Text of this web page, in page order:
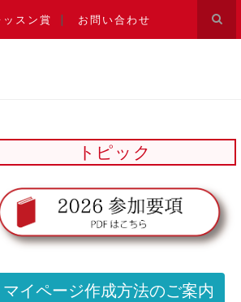
ッスン賞 お問い合わせ
トピック
マイページ作成方法のご案内